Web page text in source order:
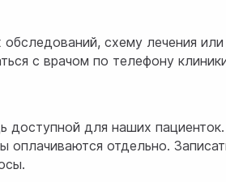
схему лечения
с врачом по телефону
для наших
отдельно.